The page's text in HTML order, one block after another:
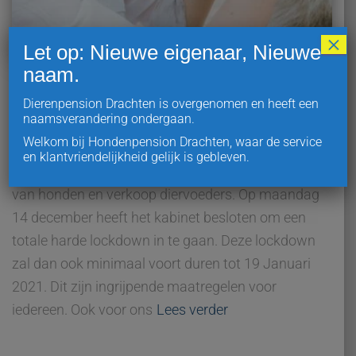
ALGEMEEN
Harde lockdown – Wij blijven
open!
van honden en verkoop diervoeders. Op maandag
14 december heeft het kabinet besloten om een
totale harde lockdown in te gaan. Deze lockdown
zal dan ook minimaal voort duren tot 19 Januari
2021. Dit zijn ingrijpende maatregelen voor
iedereen. Ook voor ons Lees verder
Let op: Nieuwe eigenaar, Nieuwe
naam.
Dierenpension Drachten is overgenomen en heeft een
naamsverandering ondergaan.
Welkom bij Hondenpension Drachten, waar de service
en klantvriendelijkheid gelijk is gebleven.
×